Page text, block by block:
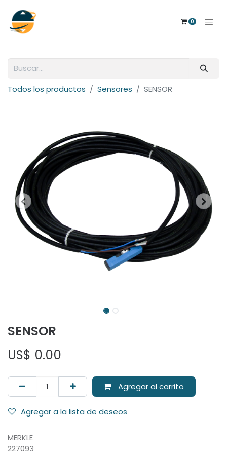
0
Todos los productos Sensores SENSOR
SENSOR
US$ 0.00
Agregar al carrito
Agregar a la lista de deseos
MERKLE
227093